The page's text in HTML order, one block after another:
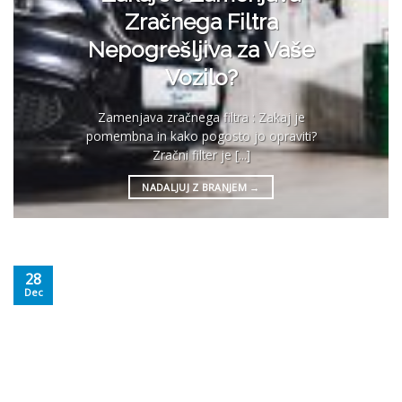
Zračnega Filtra
Nepogrešljiva za Vaše
Vozilo?
Zamenjava zračnega filtra : Zakaj je
pomembna in kako pogosto jo opraviti?
Zračni filter je [...]
NADALJUJ Z BRANJEM →
28
Dec